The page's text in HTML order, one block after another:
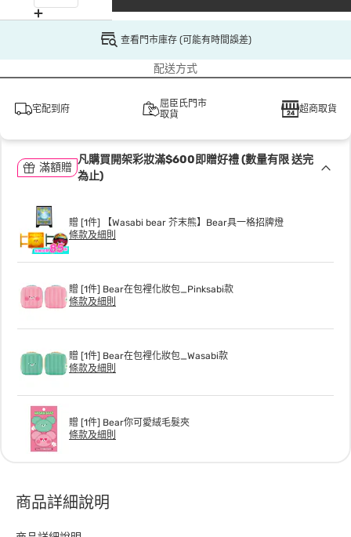
查看門市庫存 (可能有時間誤差)
配送方式
宅配到府
屈臣氏門市
取貨
超商取貨
滿額贈
凡購買開架彩妝滿$600即贈好禮 (數量有限 送完
為止)
贈 [1件] 【Wasabi bear 芥末熊】Bear具一格招牌燈
條款及細則
贈 [1件] Bear在包裡化妝包_Pinksabi款
條款及細則
贈 [1件] Bear在包裡化妝包_Wasabi款
條款及細則
贈 [1件] Bear你可愛絨毛髮夾
條款及細則
商品詳細說明